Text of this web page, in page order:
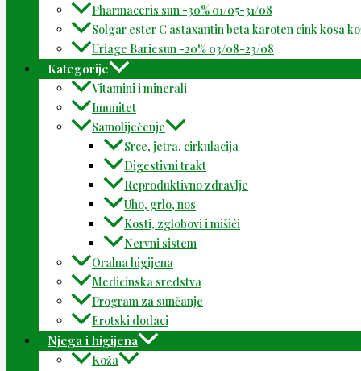
Pharmaceris sun -30% 01/05-31/08
Solgar ester C astaxantin beta karoten cink kosa
Uriage Bariesun -20% 03/08-23/08
Kategorije
Vitamini i minerali
Imunitet
Samoliječenje
Srce, jetra, cirkulacija
Digestivni trakt
Reproduktivno zdravlje
Uho, grlo, nos
Kosti, zglobovi i mišići
Nervni sistem
Oralna higijena
Medicinska sredstva
Program za sunčanje
Erotski dodaci
Njega i higijena
Koža